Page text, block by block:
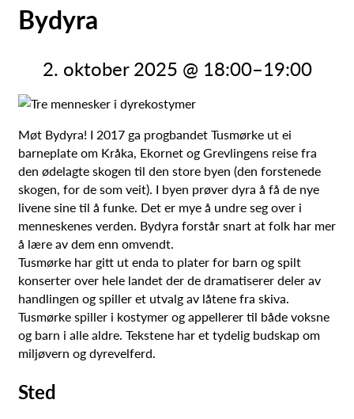
Bydyra
2. oktober 2025 @ 18:00–19:00
Møt Bydyra! I 2017 ga progbandet Tusmørke ut ei
barneplate om Kråka, Ekornet og Grevlingens reise fra
den ødelagte skogen til den store byen (den forstenede
skogen, for de som veit). I byen prøver dyra å få de nye
livene sine til å funke. Det er mye å undre seg over i
menneskenes verden. Bydyra forstår snart at folk har mer
å lære av dem enn omvendt.
Tusmørke har gitt ut enda to plater for barn og spilt
konserter over hele landet der de dramatiserer deler av
handlingen og spiller et utvalg av låtene fra skiva.
Tusmørke spiller i kostymer og appellerer til både voksne
og barn i alle aldre. Tekstene har et tydelig budskap om
miljøvern og dyrevelferd.
Sted